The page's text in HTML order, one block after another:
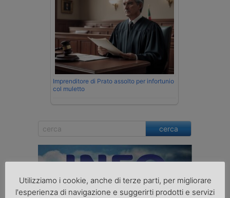
Imprenditore di Prato assolto per infortunio
col muletto
cerca
Utilizziamo i cookie, anche di terze parti, per migliorare
l'esperienza di navigazione e suggerirti prodotti e servizi